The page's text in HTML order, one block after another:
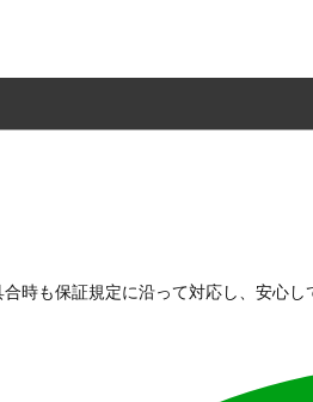
時も保証規定に沿って対応し、安心